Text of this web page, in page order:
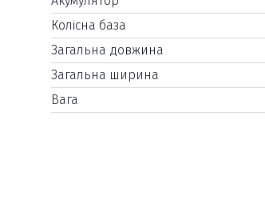
Колісна база
Загальна довжина
Загальна ширина
Вага